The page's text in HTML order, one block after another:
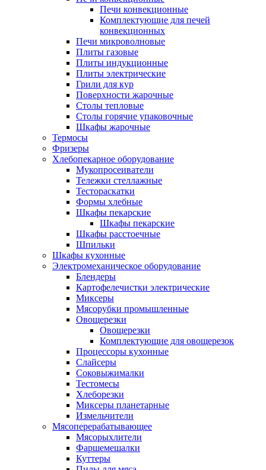
Печи конвекционные
Комплектующие для печей
конвекционных
Печи микроволновые
Плиты газовые
Плиты индукционные
Плиты электрические
Грили для кур
Поверхности жарочные
Столы тепловые
Столы горячие упаковочные
Шкафы жарочные
Термосы
Фризеры
Хлебопекарное оборудование
Мукопросеиватели
Тележки стеллажные
Тестораскатки
Формы хлебные
Шкафы пекарские
Шкафы пекарские
Шкафы расстоечные
Шпильки
Шкафы кухонные
Электромеханическое оборудование
Блендеры
Картофелечистки электрические
Миксеры
Мясорубки промышленные
Овощерезки
Овощерезки
Комплектующие для овощерезок
Процессоры кухонные
Слайсеры
Соковыжималки
Тестомесы
Хлеборезки
Миксеры планетарные
Измельчители
Мясоперерабатывающее
Мясорыхлители
Фаршемешалки
Куттеры